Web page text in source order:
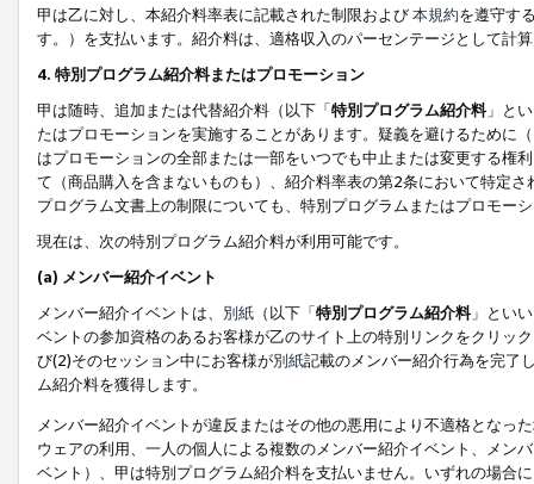
甲は乙に対し、本紹介料率表に記載された制限および本規約を遵守す
す。）を支払います。紹介料は、適格収入のパーセンテージとして計
4. 特別プログラム紹介料またはプロモーション
甲は随時、追加または代替紹介料（以下「特別プログラム紹介料」と
たはプロモーションを実施することがあります。疑義を避けるために
はプロモーションの全部または一部をいつでも中止または変更する権
て（商品購入を含まないものも）、紹介料率表の第2条において特定
プログラム文書上の制限についても、特別プログラムまたはプロモー
現在は、次の特別プログラム紹介料が利用可能です。
(a) メンバー紹介イベント
メンバー紹介イベントは、 別紙 （以下「特別プログラム紹介料」とい
ベントの参加資格のあるお客様が乙のサイト上の特別リンクをクリッ
び(2)そのセッション中にお客様が別紙記載のメンバー紹介行為を完了
ム紹介料を獲得します。
メンバー紹介イベントが違反またはその他の悪用により不適格となっ
ウェアの利用、一人の個人による複数のメンバー紹介イベント、メン
ベント）、甲は特別プログラム紹介料を支払いません。いずれの場合